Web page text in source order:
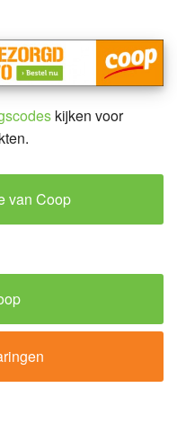
kijken voor
van Coop